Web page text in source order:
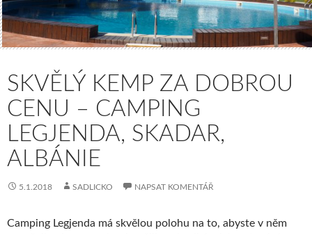
SKVĚLÝ KEMP ZA DOBROU
CENU – CAMPING
LEGJENDA, SKADAR,
ALBÁNIE
5.1.2018 SADLICKO NAPSAT KOMENTÁŘ
Camping Legjenda má skvělou polohu na to, abyste v něm